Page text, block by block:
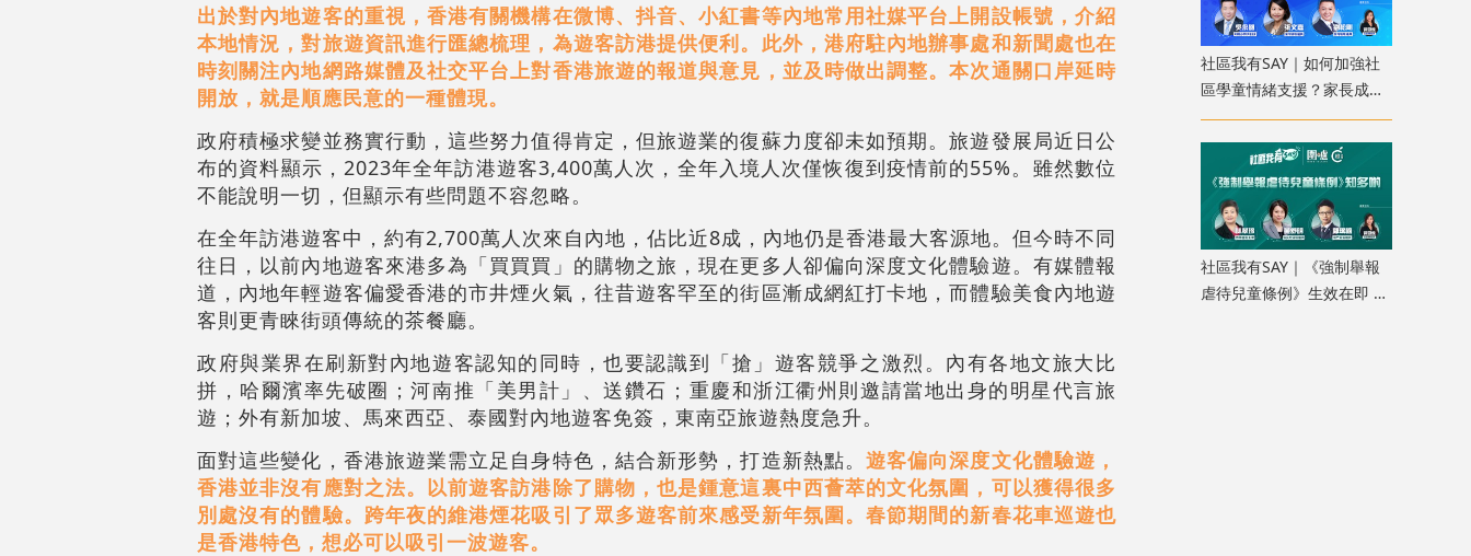
出於對內地遊客的重視，香港有關機構在微博、抖音、小紅書等內地常用社媒平台上開設帳號，介紹
本地情況，對旅遊資訊進行匯總梳理，為遊客訪港提供便利。此外，港府駐內地辦事處和新聞處也在
時刻關注內地網路媒體及社交平台上對香港旅遊的報道與意見，並及時做出調整。本次通關口岸延時
開放，就是順應民意的一種體現。
政府積極求變並務實行動，這些努力值得肯定，但旅遊業的復蘇力度卻未如預期。旅遊發展局近日公
布的資料顯示，2023年全年訪港遊客3,400萬人次，全年入境人次僅恢復到疫情前的55%。雖然數位
不能說明一切，但顯示有些問題不容忽略。
在全年訪港遊客中，約有2,700萬人次來自內地，佔比近8成，內地仍是香港最大客源地。但今時不同
往日，以前內地遊客來港多為「買買買」的購物之旅，現在更多人卻偏向深度文化體驗遊。有媒體報
道，內地年輕遊客偏愛香港的市井煙火氣，往昔遊客罕至的街區漸成網紅打卡地，而體驗美食內地遊
客則更青睞街頭傳統的茶餐廳。
政府與業界在刷新對內地遊客認知的同時，也要認識到「搶」遊客競爭之激烈。內有各地文旅大比
拼，哈爾濱率先破圈；河南推「美男計」、送鑽石；重慶和浙江衢州則邀請當地出身的明星代言旅
遊；外有新加坡、馬來西亞、泰國對內地遊客免簽，東南亞旅遊熱度急升。
面對這些變化，香港旅遊業需立足自身特色，結合新形勢，打造新熱點。 遊客偏向深度文化體驗遊，
香港並非沒有應對之法。以前遊客訪港除了購物，也是鍾意這裏中西薈萃的文化氛圍，可以獲得很多
別處沒有的體驗。跨年夜的維港煙花吸引了眾多遊客前來感受新年氛圍。春節期間的新春花車巡遊也
是香港特色，想必可以吸引一波遊客。
社區我有SAY｜如何加強社
區學童情緒支援？家長成
「共行者」建價值觀教育
社區我有SAY｜《強制舉報
虐待兒童條例》生效在即 加